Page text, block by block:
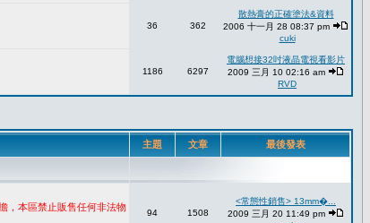
36 362
散熱膏的正確塗法&資料
2006 十一月 28 08:37 pm
cuki
1186 6297
電腦想接32吋液晶電視看影片
2009 三月 10 02:16 am
RVD
主題 文章 最後發表
，本區禁止販售任何非法物
94 1508
<常態性銷售> 13mm�...
2009 三月 20 11:49 pm